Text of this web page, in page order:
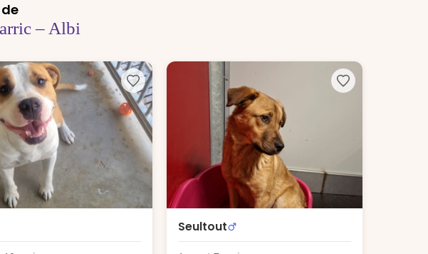
– Albi
Seultout